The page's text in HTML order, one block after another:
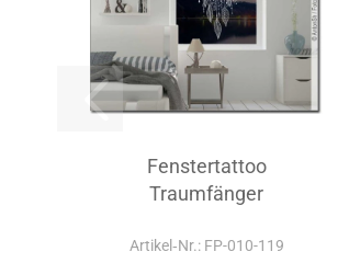
Fenstertattoo
Traumfänger
Artikel‑Nr.: FP-010-119